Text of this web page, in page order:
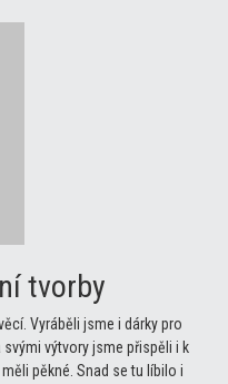
tvorby
Vyráběli jsme i dárky pro
výtvory jsme přispěli i k
pěkné. Snad se tu líbilo i